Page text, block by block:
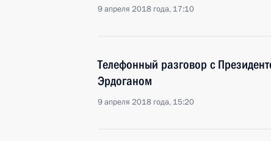
9 апреля 2018 года, 17:10
Телефонный разговор с
Эрдоганом
9 апреля 2018 года, 15:20